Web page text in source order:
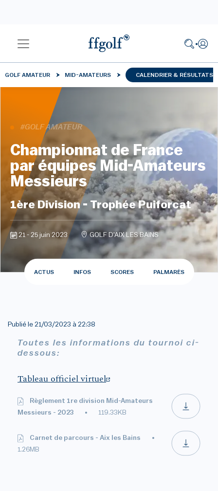
GOLF AMATEUR MID-AMATEURS CALENDRIER & RÉSULTATS
#GOLF AMATEUR
Championnat de France
par équipes Mid-Amateurs
Messieurs
1ère Division - Trophée Puiforcat
21 - 25 juin 2023 GOLF D'AIX LES BAINS
ACTUS INFOS SCORES PALMARÈS
Publié le 21/03/2023 à 22:38
Toutes les informations du tournoi ci-
dessous:
Tableau officiel virtuel
Règlement 1re division Mid-Amateurs
Messieurs - 2023
119.33KB
Carnet de parcours - Aix les Bains
1.26MB